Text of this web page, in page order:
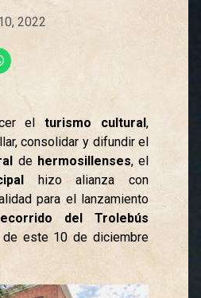
2022
elturismo cultural,
consolidar y difundir el
de hermosillenses, el
hizo alianza con
para el lanzamiento
del Trolebús
este 10 de diciembre